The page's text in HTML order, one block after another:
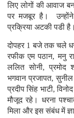
लिए लोगों की आवाज
पर मजबूर है।
प्रक्रिया अटकी पडी है।
दोपहर 1 बजे तक चले
रफीक एम पठान, मनु
ललित सोनी, प्रमोद
भगवान प्रजापत, सुनील
प्रदीप सिंह भाटी,
मौजूद रहे। धरना
मिला और इस संबंध में